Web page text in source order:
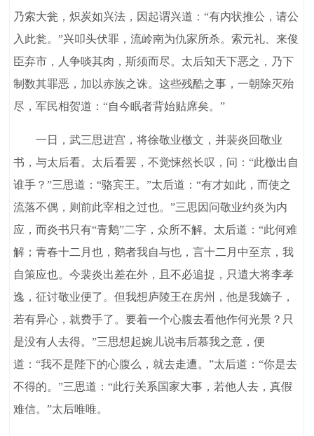
乃索大瓮，炽炭如兴法，因起谓兴道：“有内状推公，请公
入此瓮。”兴叩头伏罪，流岭南为仇家所杀。索元礼、来俊
臣弃市，人争啖其肉，斯须而尽。太后知天下恶之，乃下
制数其罪恶，加以赤族之诛。这些残酷之事，一朝除灭殆
尽，军民相贺道：“自今眠者背始贴席矣。”
一日，武三思进宫，将徐敬业檄文，并裴炎回敬业
书，与太后看。太后看罢，不觉悚然长叹，问：“此檄出自
谁手？”三思道：“骆宾王。”太后道：“有才如此，而使之
流落不偶，则前此宰相之过也。”三思因问敬业约炎为内
应，而炎书只有“青鹅”二字，众所不解。太后道：“此何难
解；青春十二月也，鹅者我自与也，言十二月中至京，我
自策应也。今裴炎出差在外，且不必追捉，只遣大将李孝
逸，征讨敬业便了。但我想庐陵王在房州，他是我嫡子，
若有异心，就费手了。要着一个心腹去看他作何光景？只
是没有人去得。”三思想起婉儿说韦后慕我之意，便
道：“我不是陛下的心腹么，就去走遭。”太后道：“你是去
不得的。”三思道：“此行关系国家大事，若他人去，真假
难信。”太后唯唯。